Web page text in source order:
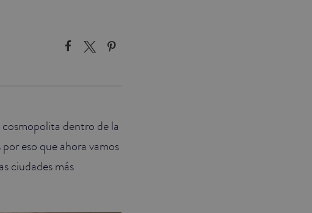
dentro de la
eso que ahora vamos
ciudades más